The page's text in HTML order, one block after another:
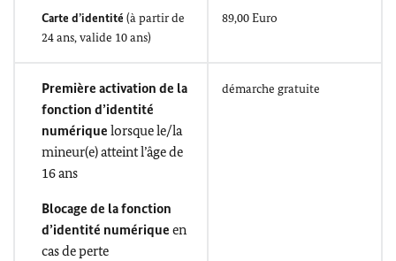
Carte d’identité (à partir de
24 ans, valide 10 ans)
89,00 Euro
Première activation de la
fonction d’identité
numérique lorsque le/la
mineur(e) atteint l’âge de
16 ans
Blocage de la fonction
d’identité numérique en
cas de perte
démarche gratuite